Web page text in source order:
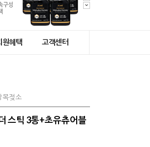
원혜택 고객센터
목젖소
스틱 3통+초유츄어블